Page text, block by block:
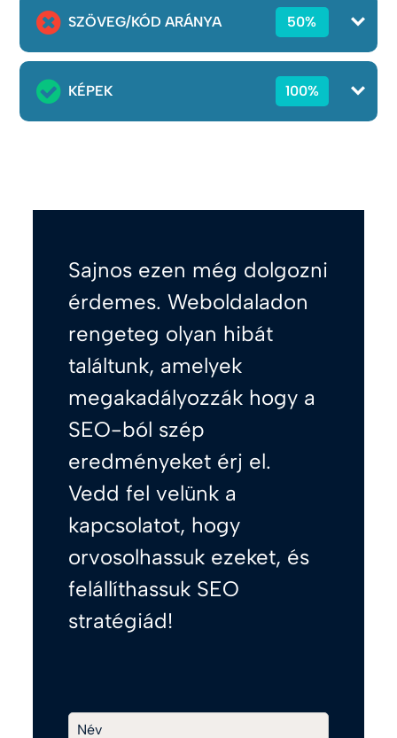
SZÖVEG/KÓD ARÁNYA 50%
KÉPEK 100%
Sajnos ezen még dolgozni
érdemes. Weboldaladon
rengeteg olyan hibát
találtunk, amelyek
megakadályozzák hogy a
SEO-ból szép
eredményeket érj el.
Vedd fel velünk a
kapcsolatot, hogy
orvosolhassuk ezeket, és
felállíthassuk SEO
stratégiád!
Név